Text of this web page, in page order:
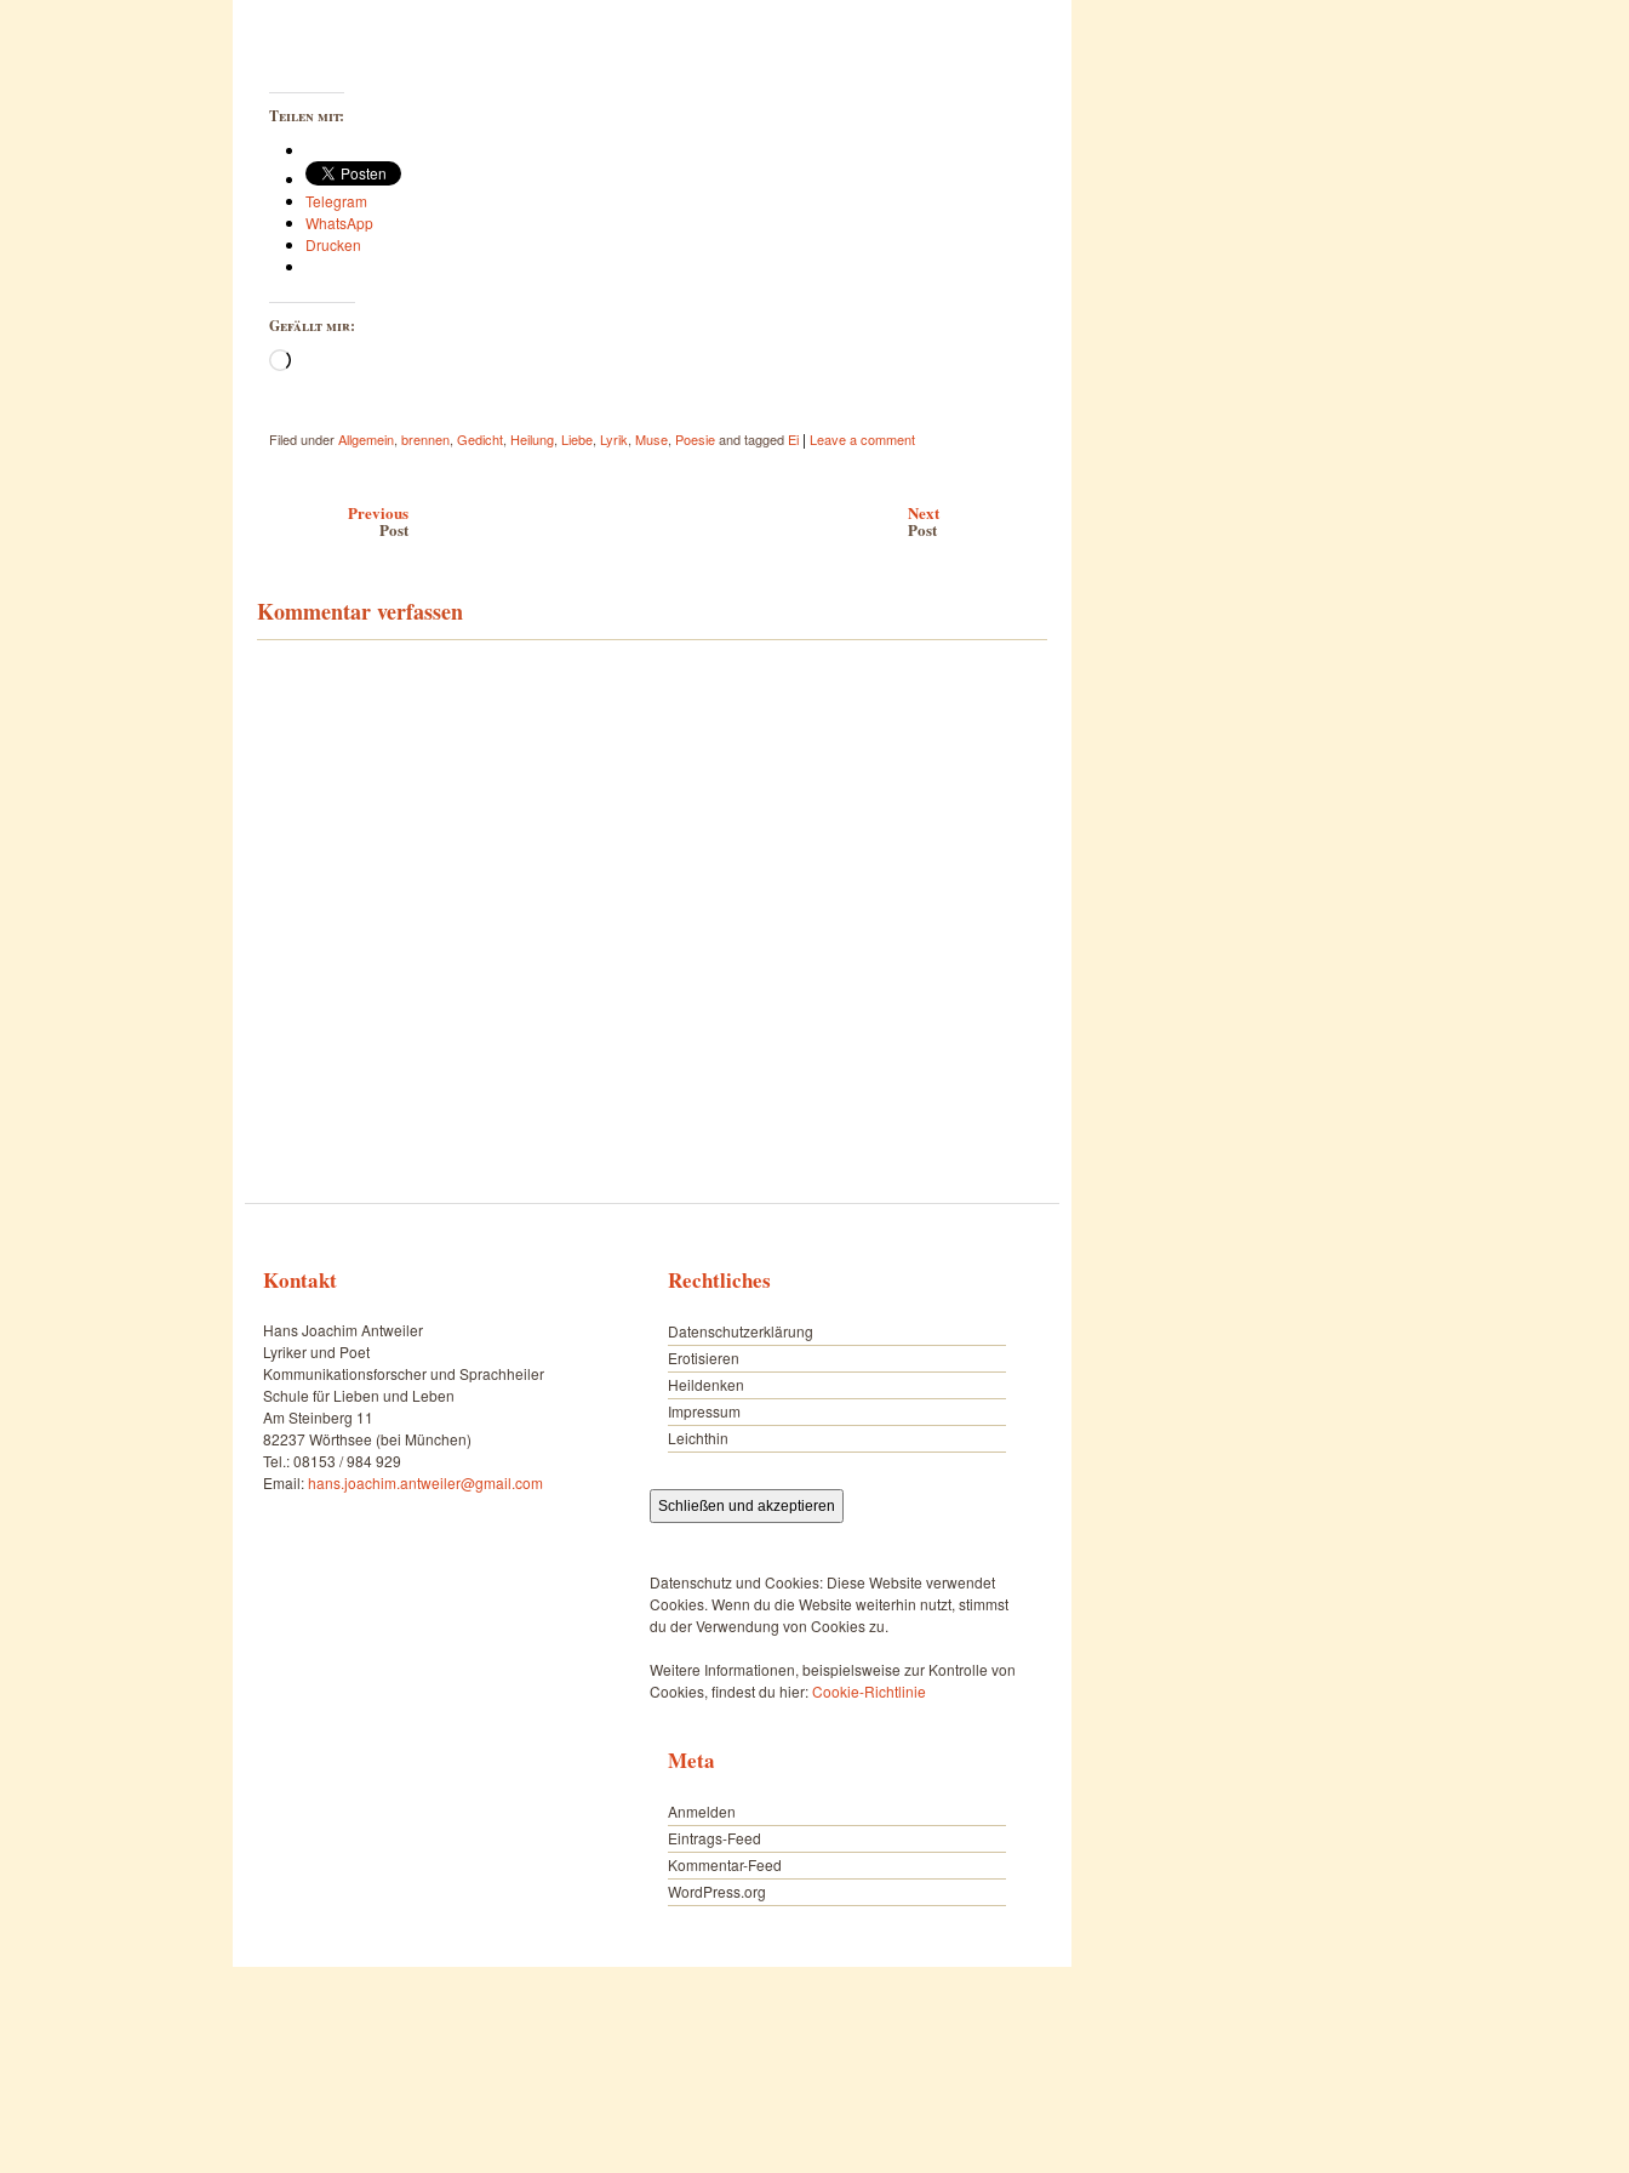
Teilen mit:
Telegram
WhatsApp
Drucken
Gefällt mir:
Wird
Filed underAllgemein, brennen, Gedicht, Heilung, Liebe, Lyrik, Muse, Poesieand tagged Ei | Leave a comment
Previous
Post
Next
Post
Kommentar verfassen
Kontakt
Hans Joachim Antweiler
Lyriker und Poet
Kommunikationsforscher und Sprachheiler
Schule für Lieben und Leben
Am Steinberg 11
82237 Wörthsee (bei München)
Tel.: 08153 / 984 929
Email:hans.joachim.antweiler@gmail.com
Rechtliches
Datenschutzerklärung
Erotisieren
Heildenken
Impressum
Leichthin
Datenschutz und Cookies: Diese Website verwendet
Cookies. Wenn du die Website weiterhin nutzt, stimmst
du der Verwendung von Cookies zu.
Weitere Informationen, beispielsweise zur Kontrolle von
Cookies, findest du hier:Cookie-Richtlinie
Meta
Anmelden
Eintrags-Feed
Kommentar-Feed
WordPress.org